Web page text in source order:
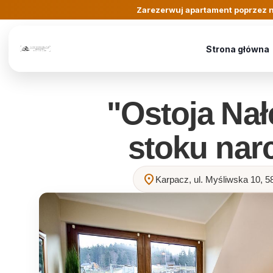
"Ostoja
stoku
location_on Karpacz, ul. Myśliwska 10,
Zarezerwuj apartament poprzez
Strona główna